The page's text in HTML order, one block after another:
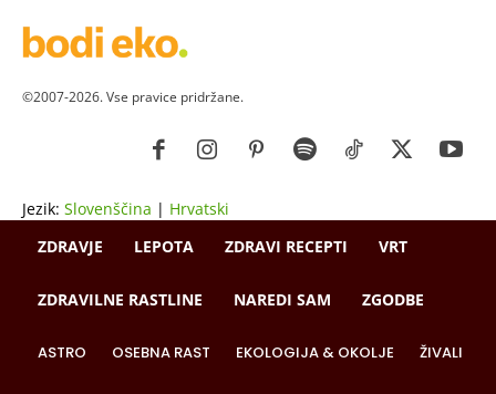
©2007-2026. Vse pravice pridržane.
Jezik: Slovenščina | Hrvatski
ZDRAVJE
LEPOTA ZDRAVI RECEPTI VRT
ZDRAVILNE RASTLINE NAREDI SAM ZGODBE
ASTRO OSEBNA RAST EKOLOGIJA & OKOLJE ŽIVALI